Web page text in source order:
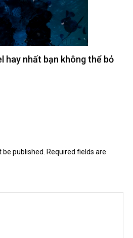
hay nhất bạn không thể bỏ
published.
Required fields are